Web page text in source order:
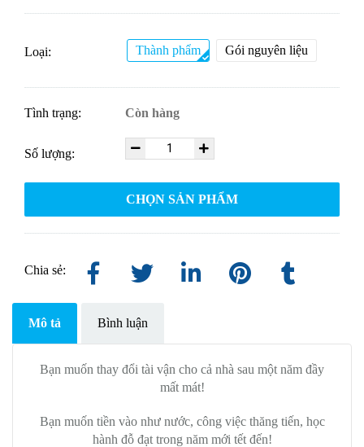
Loại: Thành phẩm Gói nguyên liệu
Tình trạng: Còn hàng
Số lượng:
CHỌN SẢN PHẨM
Chia sẻ:
Mô tả Bình luận
Bạn muốn thay đổi tài vận cho cả nhà sau một năm đầy
mất mát!
Bạn muốn tiền vào như nước, công việc thăng tiến, học
hành đỗ đạt trong năm mới tết đến!